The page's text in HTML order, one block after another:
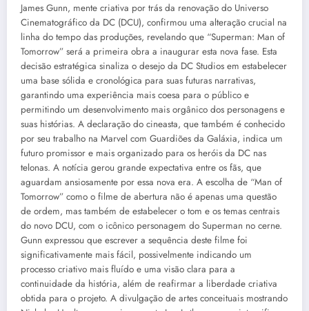
James Gunn, mente criativa por trás da renovação do Universo
Cinematográfico da DC (DCU), confirmou uma alteração crucial na
linha do tempo das produções, revelando que “Superman: Man of
Tomorrow” será a primeira obra a inaugurar esta nova fase. Esta
decisão estratégica sinaliza o desejo da DC Studios em estabelecer
uma base sólida e cronológica para suas futuras narrativas,
garantindo uma experiência mais coesa para o público e
permitindo um desenvolvimento mais orgânico dos personagens e
suas histórias. A declaração do cineasta, que também é conhecido
por seu trabalho na Marvel com Guardiões da Galáxia, indica um
futuro promissor e mais organizado para os heróis da DC nas
telonas. A notícia gerou grande expectativa entre os fãs, que
aguardam ansiosamente por essa nova era. A escolha de “Man of
Tomorrow” como o filme de abertura não é apenas uma questão
de ordem, mas também de estabelecer o tom e os temas centrais
do novo DCU, com o icônico personagem do Superman no cerne.
Gunn expressou que escrever a sequência deste filme foi
significativamente mais fácil, possivelmente indicando um
processo criativo mais fluído e uma visão clara para a
continuidade da história, além de reafirmar a liberdade criativa
obtida para o projeto. A divulgação de artes conceituais mostrando